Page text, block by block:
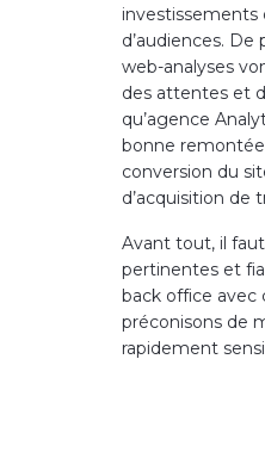
investissements
d’audiences.
web-analyses
des attentes et
qu’agence
bonne
conversion du
d’acquisition de
Avant tout, il
pertinentes et
back office avec
préconisons de
rapidement